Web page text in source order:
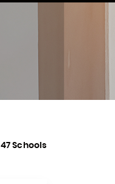
47 Schools